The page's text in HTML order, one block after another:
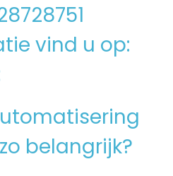
vind u op:
belangrijk?